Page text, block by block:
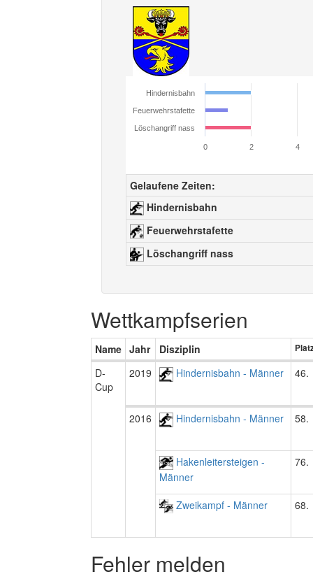
Hindernisbahn
Feuerwehrstafette
Löschangriff nass
0 2 4
Gelaufene Zeiten:
Hindernisbahn
Feuerwehrstafette
Löschangriff nass
Wettkampfserien
Name Jahr Disziplin
D-
Cup
2019 Hindernisbahn - Männer 46.
2016 Hindernisbahn - Männer 58.
Hakenleitersteigen -
Männer
76.
Zweikampf - Männer 68.
Fehler melden